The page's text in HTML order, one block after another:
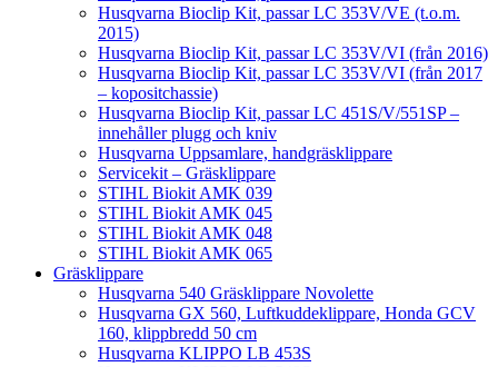
Husqvarna Bioclip Kit, passar LC 353V/VE (t.o.m.
2015)
Husqvarna Bioclip Kit, passar LC 353V/VI (från 2016)
Husqvarna Bioclip Kit, passar LC 353V/VI (från 2017
– kopositchassie)
Husqvarna Bioclip Kit, passar LC 451S/V/551SP –
innehåller plugg och kniv
Husqvarna Uppsamlare, handgräsklippare
Servicekit – Gräsklippare
STIHL Biokit AMK 039
STIHL Biokit AMK 045
STIHL Biokit AMK 048
STIHL Biokit AMK 065
Gräsklippare
Husqvarna 540 Gräsklippare Novolette
Husqvarna GX 560, Luftkuddeklippare, Honda GCV
160, klippbredd 50 cm
Husqvarna KLIPPO LB 453S